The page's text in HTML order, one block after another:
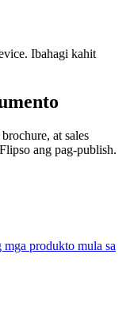
Ibahagi kahit
at sales
ang pag-publish.
produkto mula sa